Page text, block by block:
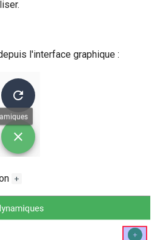
l'interface graphique :
+